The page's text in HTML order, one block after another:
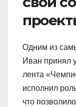
Одним из
Иван принял
лента
исполнил
что